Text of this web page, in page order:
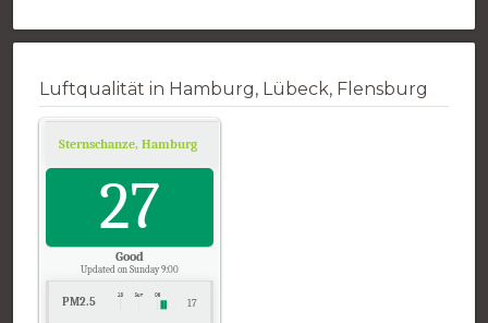
Luftqualität in Hamburg, Lübeck, Flensburg
Sternschanze, Hamburg
27
Good
Updated on Sunday 9:00
PM2.5 17